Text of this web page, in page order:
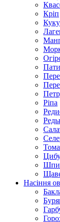
Кріп
Ріпа
Насіння